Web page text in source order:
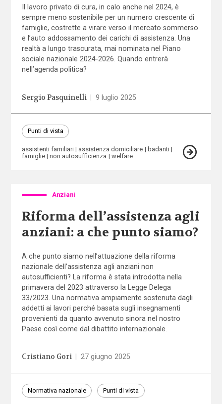
Il lavoro privato di cura, in calo anche nel 2024, è
sempre meno sostenibile per un numero crescente di
famiglie, costrette a virare verso il mercato sommerso
e l’auto addossamento dei carichi di assistenza. Una
realtà a lungo trascurata, mai nominata nel Piano
sociale nazionale 2024-2026. Quando entrerà
nell’agenda politica?
Sergio Pasquinelli 9 luglio 2025
Punti di vista
assistenti familiari assistenza domiciliare
badanti
famiglie
non autosufficienza welfare
Anziani
Riforma dell’assistenza agli
anziani: a che punto siamo?
A che punto siamo nell’attuazione della riforma
nazionale dell’assistenza agli anziani non
autosufficienti? La riforma è stata introdotta nella
primavera del 2023 attraverso la Legge Delega
33/2023. Una normativa ampiamente sostenuta dagli
addetti ai lavori perché basata sugli insegnamenti
provenienti da quanto avvenuto sinora nel nostro
Paese così come dal dibattito internazionale.
Cristiano Gori 27 giugno 2025
Normativa nazionale Punti di vista